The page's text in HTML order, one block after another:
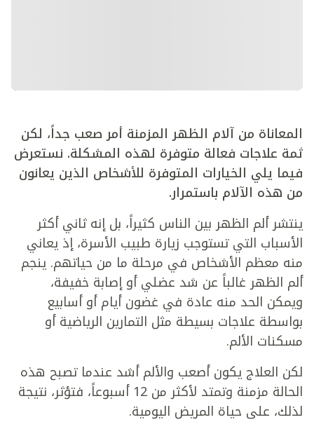
المعاناة من آلام الظهر المزمنة أمر صعب جداً، لكن
ثمة علاجات فعالة متوفرة لهذه المشكلة. نستعرض
فيما يلي الخيارات المتوفرة للأشخاص الذين يعانون
من هذه الآلام باستمرار.
ينتشر ألم الظهر بين الناس كثيراً، بل إنه ثاني أكثر
الأسباب التي تستوجب زيارة طبيب الأسرة، إذ يعاني
منه معظم الأشخاص في مرحلة ما من حياتهم. ينجم
ألم الظهر غالباً عن شد عضلي أو إصابة خفيفة،
ويمكن الحد منه عادة في غضون أيام أو أسابيع
بواسطة علاجات بسيطة مثل التمارين الرياضية أو
مسكنات الألم.
لكن العلاج يكون أصعب والألم أشد عندما تصبح هذه
الحالة مزمنة وتمتد لأكثر من 12 أسبوعاً، فتؤثر، نتيجة
لذلك، على حياة المريض اليومية.